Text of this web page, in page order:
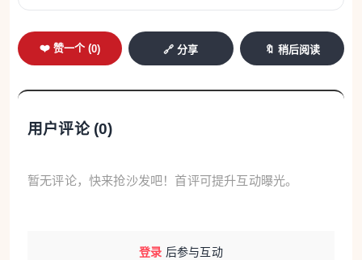
答：目前，中方对文莱持普通护照人员的免签政策未
设施行期限，对俄罗斯持普通护照人员的免签政策施
免签政策施行至2026年12月31日。
3.问：未成年人适用免签政策来华是否有特殊要求？
minors eligible for a visa waiver?
❤️ 赞一个 (0) 🔗 分享 🔖 稍后阅读
用户评论 (0)
暂无评论，快来抢沙发吧！首评可提升互动曝光。
登录 后参与互动